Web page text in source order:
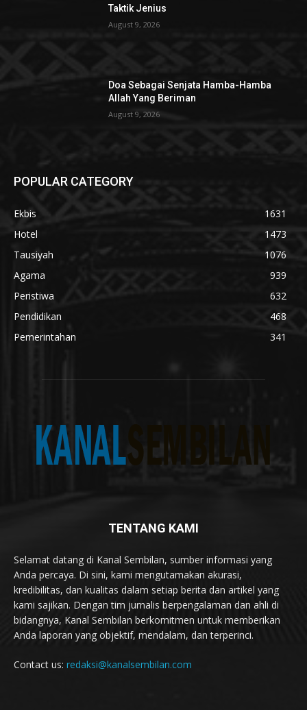
Taktik Jenius
August 9, 2026
Doa Sebagai Senjata Hamba-Hamba
Allah Yang Beriman
August 9, 2026
POPULAR CATEGORY
Ekbis
1631
Hotel
1473
Tausiyah
1076
Agama
939
Peristiwa
632
Pendidikan
468
Pemerintahan
341
TENTANG KAMI
Selamat datang di Kanal Sembilan, sumber informasi yang
Anda percaya. Di sini, kami mengutamakan akurasi,
kredibilitas, dan kualitas dalam setiap berita dan artikel yang
kami sajikan. Dengan tim jurnalis berpengalaman dan ahli di
bidangnya, Kanal Sembilan berkomitmen untuk memberikan
Anda laporan yang objektif, mendalam, dan terperinci.
Contact us: redaksi@kanalsembilan.com